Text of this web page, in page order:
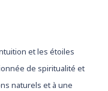
et les étoiles
de spiritualité et
naturels et à une